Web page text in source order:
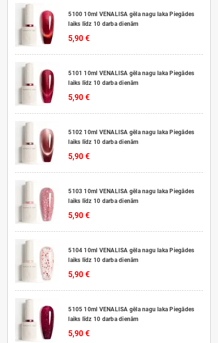
5100 10ml VENALISA gēla nagu laka Piegādes
laiks līdz 10 darba dienām
5,90 €
5101 10ml VENALISA gēla nagu laka Piegādes
laiks līdz 10 darba dienām
5,90 €
5102 10ml VENALISA gēla nagu laka Piegādes
laiks līdz 10 darba dienām
5,90 €
5103 10ml VENALISA gēla nagu laka Piegādes
laiks līdz 10 darba dienām
5,90 €
5104 10ml VENALISA gēla nagu laka Piegādes
laiks līdz 10 darba dienām
5,90 €
5105 10ml VENALISA gēla nagu laka Piegādes
laiks līdz 10 darba dienām
5,90 €